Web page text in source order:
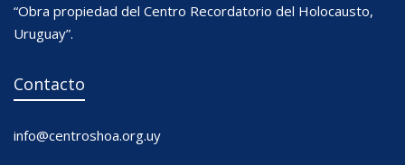
“Obra propiedad del Centro Recordatorio del Holocausto,
Uruguay”.
Contacto
info@centroshoa.org.uy